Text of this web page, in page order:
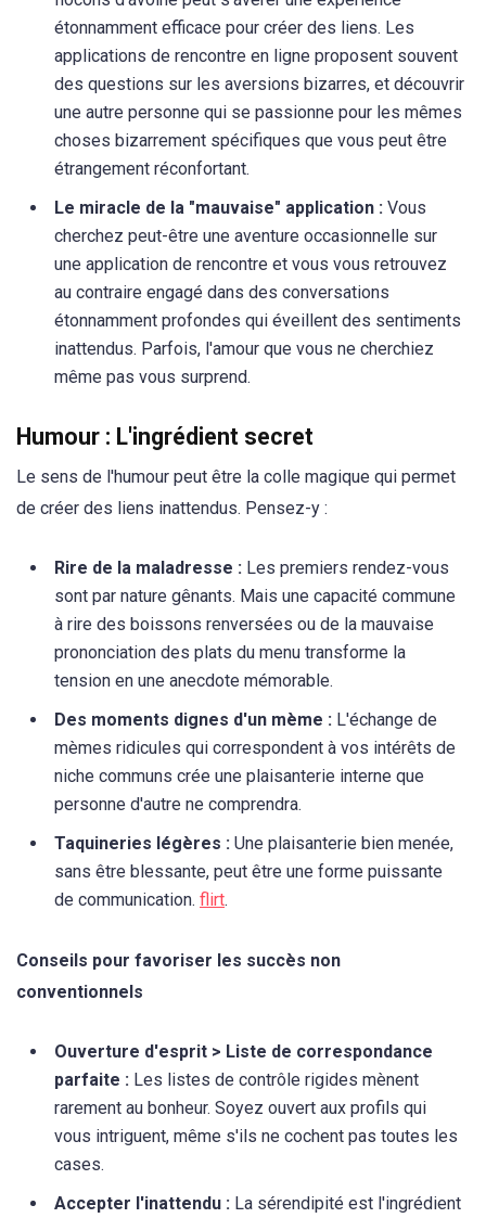
étonnamment efficace pour créer des liens. Les
applications de rencontre en ligne proposent souvent
des questions sur les aversions bizarres, et découvrir
une autre personne qui se passionne pour les mêmes
choses bizarrement spécifiques que vous peut être
étrangement réconfortant.
Le miracle de la "mauvaise" application : Vous
cherchez peut-être une aventure occasionnelle sur
une application de rencontre et vous vous retrouvez
au contraire engagé dans des conversations
étonnamment profondes qui éveillent des sentiments
inattendus. Parfois, l'amour que vous ne cherchiez
même pas vous surprend.
Humour : L'ingrédient secret
Le sens de l'humour peut être la colle magique qui permet
de créer des liens inattendus. Pensez-y :
Rire de la maladresse : Les premiers rendez-vous
sont par nature gênants. Mais une capacité commune
à rire des boissons renversées ou de la mauvaise
prononciation des plats du menu transforme la
tension en une anecdote mémorable.
Des moments dignes d'un mème : L'échange de
mèmes ridicules qui correspondent à vos intérêts de
niche communs crée une plaisanterie interne que
personne d'autre ne comprendra.
Taquineries légères : Une plaisanterie bien menée,
sans être blessante, peut être une forme puissante
de communication. flirt.
Conseils pour favoriser les succès non
conventionnels
Ouverture d'esprit > Liste de correspondance
parfaite : Les listes de contrôle rigides mènent
rarement au bonheur. Soyez ouvert aux profils qui
vous intriguent, même s'ils ne cochent pas toutes les
cases.
Accepter l'inattendu : La sérendipité est l'ingrédient